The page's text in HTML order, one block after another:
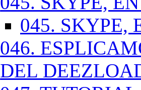
045. SKYPE,
046.
DEL